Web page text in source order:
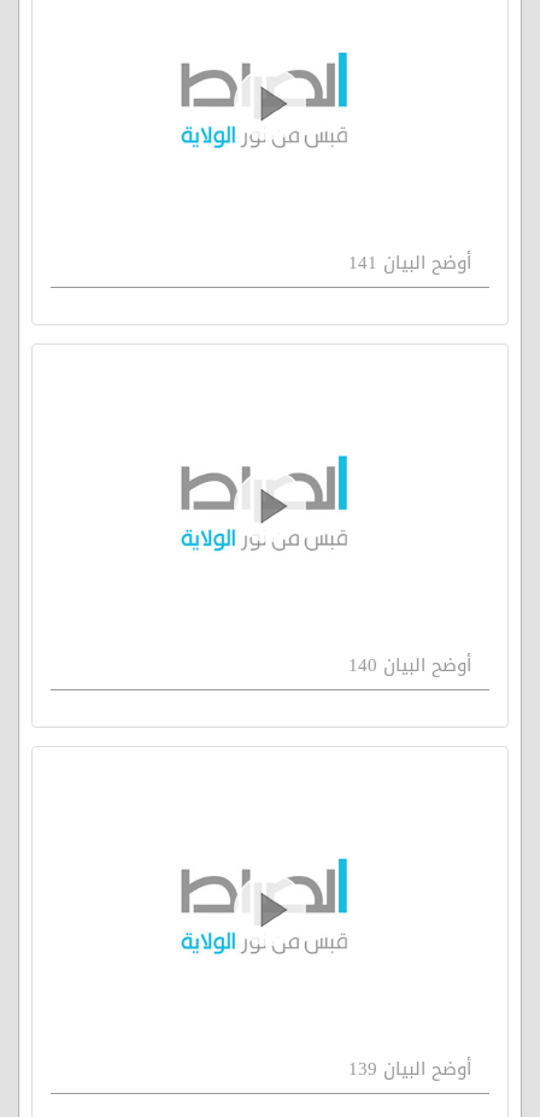
أوضح البيان 141
أوضح البيان 140
أوضح البيان 139